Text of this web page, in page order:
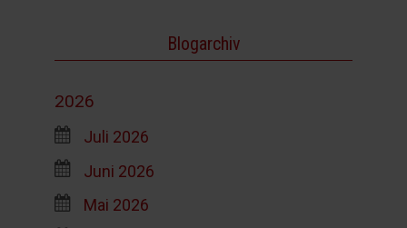
Blogarchiv
2026
Juli 2026
Juni 2026
Mai 2026